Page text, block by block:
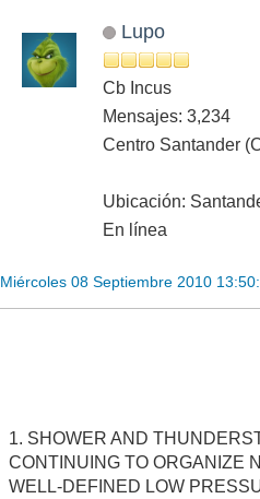
Lupo
Cb Incus
Mensajes: 3,234
Centro Santander
Ubicación:
En línea
Miércoles 08 Septiembre 2010
1. SHOWER AND
CONTINUING TO ORGANIZE
WELL-DEFINED LOW